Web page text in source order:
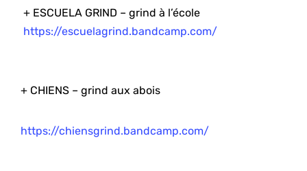
+ ESCUELA GRIND – grind à l’école
https://escuelagrind.bandcamp.com/
+ CHIENS – grind aux abois
https://chiensgrind.bandcamp.com/